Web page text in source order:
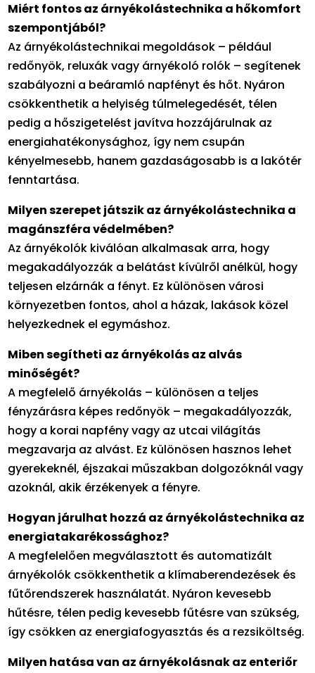
Miért fontos az árnyékolástechnika a hőkomfort
szempontjából?
Az árnyékolástechnikai megoldások – például
redőnyök, reluxák vagy árnyékoló rolók – segítenek
szabályozni a beáramló napfényt és hőt. Nyáron
csökkenthetik a helyiség túlmelegedését, télen
pedig a hőszigetelést javítva hozzájárulnak az
energiahatékonysághoz, így nem csupán
kényelmesebb, hanem gazdaságosabb is a lakótér
fenntartása.
Milyen szerepet játszik az árnyékolástechnika a
magánszféra védelmében?
Az árnyékolók kiválóan alkalmasak arra, hogy
megakadályozzák a belátást kívülről anélkül, hogy
teljesen elzárnák a fényt. Ez különösen városi
környezetben fontos, ahol a házak, lakások közel
helyezkednek el egymáshoz.
Miben segítheti az árnyékolás az alvás
minőségét?
A megfelelő árnyékolás – különösen a teljes
fényzárásra képes redőnyök – megakadályozzák,
hogy a korai napfény vagy az utcai világítás
megzavarja az alvást. Ez különösen hasznos lehet
gyerekeknél, éjszakai műszakban dolgozóknál vagy
azoknál, akik érzékenyek a fényre.
Hogyan járulhat hozzá az árnyékolástechnika az
energiatakarékossághoz?
A megfelelően megválasztott és automatizált
árnyékolók csökkenthetik a klímaberendezések és
fűtőrendszerek használatát. Nyáron kevesebb
hűtésre, télen pedig kevesebb fűtésre van szükség,
így csökken az energiafogyasztás és a rezsiköltség.
Milyen hatása van az árnyékolásnak az enteriőr